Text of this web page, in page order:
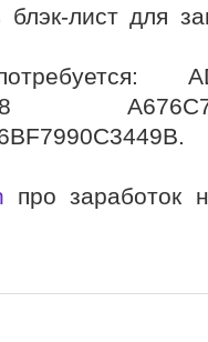
блэк-лист для
про заработок